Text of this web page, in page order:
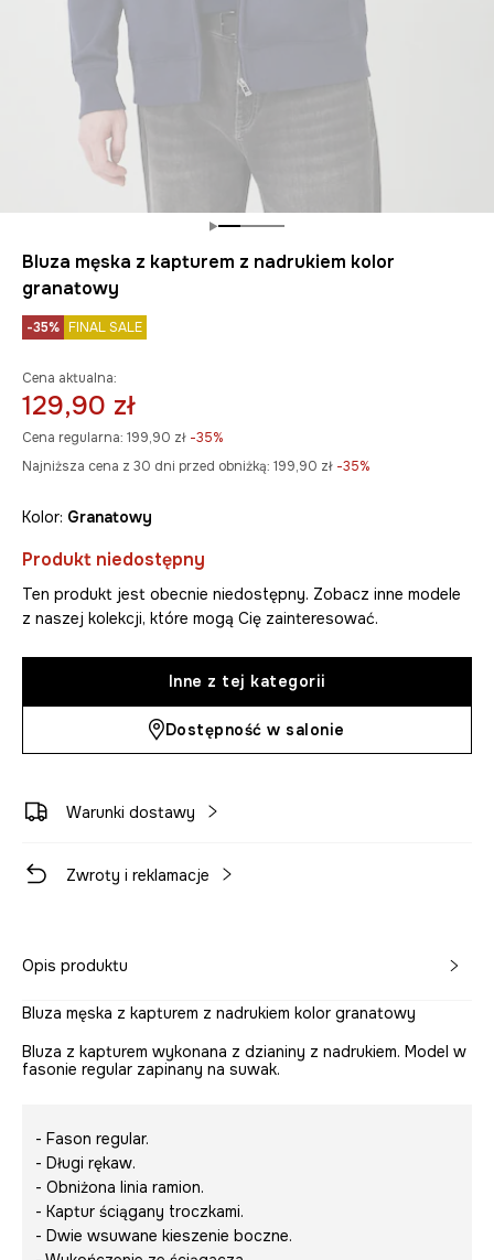
Bluza męska z kapturem z nadrukiem kolor
granatowy
-35% FINAL SALE
Cena aktualna:
129,90 zł
Cena regularna: 199,90 zł -35%
Najniższa cena z 30 dni przed obniżką: 199,90 zł -35%
Kolor: granatowy
Produkt niedostępny
Ten produkt jest obecnie niedostępny. Zobacz inne modele
z naszej kolekcji, które mogą Cię zainteresować.
Inne z tej kategorii
Dostępność w salonie
Warunki dostawy
Zwroty i reklamacje
Opis produktu
Bluza męska z kapturem z nadrukiem kolor granatowy
Bluza z kapturem wykonana z dzianiny z nadrukiem. Model w
fasonie regular zapinany na suwak.
- Fason regular.
- Długi rękaw.
- Obniżona linia ramion.
- Kaptur ściągany troczkami.
- Dwie wsuwane kieszenie boczne.